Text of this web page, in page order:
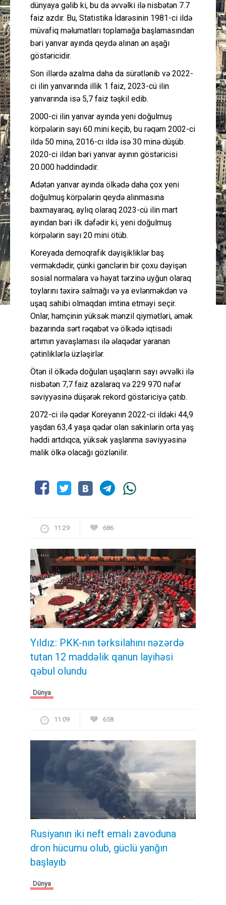
dünyaya gəlib ki, bu da əvvəlki ilə nisbətən 7.7
faiz azdır. Bu, Statistika İdarəsinin 1981-ci ildə
müvafiq məlumatları toplamağa başlamasından
bəri yanvar ayında qeydə alınan ən aşağı
göstəricidir.
Son illərdə azalma daha da sürətlənib və 2022-
ci ilin yanvarında illik 1 faiz, 2023-cü ilin
yanvarında isə 5,7 faiz təşkil edib.
2000-ci ilin yanvar ayında yeni doğulmuş
körpələrin sayı 60 mini keçib, bu rəqəm 2002-ci
ildə 50 minə, 2016-cı ildə isə 30 minə düşüb.
2020-ci ildən bəri yanvar ayının göstəricisi
20.000 həddindədir.
Adətən yanvar ayında ölkədə daha çox yeni
doğulmuş körpələrin qeydə alınmasına
baxmayaraq, aylıq olaraq 2023-cü ilin mart
ayından bəri ilk dəfədir ki, yeni doğulmuş
körpələrin sayı 20 mini ötüb.
Koreyada demoqrafik dəyişikliklər baş
verməkdədir, çünki gənclərin bir çoxu dəyişən
sosial normalara və həyat tərzinə uyğun olaraq
toylarını təxirə salmağı və ya evlənməkdən və
uşaq sahibi olmaqdan imtina etməyi seçir.
Onlar, həmçinin yüksək mənzil qiymətləri, əmək
bazarında sərt rəqabət və ölkədə iqtisadi
artımın yavaşlaması ilə əlaqədar yaranan
çətinliklərlə üzləşirlər.
Ötən il ölkədə doğulan uşaqların sayı əvvəlki ilə
nisbətən 7,7 faiz azalaraq və 229 970 nəfər
səviyyəsinə düşərək rekord göstəriciyə çatıb.
2072-ci ilə qədər Koreyanın 2022-ci ildəki 44,9
yaşdan 63,4 yaşa qədər olan sakinlərin orta yaş
həddi artdıqca, yüksək yaşlanma səviyyəsinə
malik ölkə olacağı gözlənilir.
11:29 686
Yıldız: PKK-nın tərksilahını nəzərdə
tutan 12 maddəlik qanun layihəsi
qəbul olundu ​​​​​​​
Dünya
11:09 658
Rusiyanın iki neft emalı zavoduna
dron hücumu olub, güclü yanğın
başlayıb
Dünya